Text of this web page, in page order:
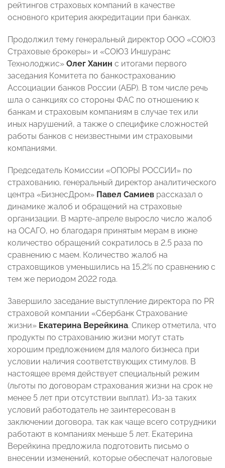
рейтингов страховых компаний в качестве
основного критерия аккредитации при банках.
Продолжил тему генеральный директор ООО «СОЮЗ
Страховые брокеры» и «СОЮЗ Иншуранс
Технолоджис» Олег Ханин с итогами первого
заседания Комитета по банкострахованию
Ассоциации банков России (АБР). В том числе речь
шла о санкциях со стороны ФАС по отношению к
банкам и страховым компаниям в случае тех или
иных нарушений, а также о специфике сложностей
работы банков с неизвестными им страховыми
компаниями.
Председатель Комиссии «ОПОРЫ РОССИИ» по
страхованию, генеральный директор аналитического
центра «БизнесДром» Павел Самиев рассказал о
динамике жалоб и обращений на страховые
организации. В марте-апреле выросло число жалоб
на ОСАГО, но благодаря принятым мерам в июне
количество обращений сократилось в 2,5 раза по
сравнению с маем. Количество жалоб на
страховщиков уменьшились на 15,2% по сравнению с
тем же периодом 2022 года.
Завершило заседание выступление директора по PR
страховой компании «Сбербанк Страхование
жизни» Екатерина Верейкина. Спикер отметила, что
продукты по страхованию жизни могут стать
хорошим предложением для малого бизнеса при
условии наличия соответствующих стимулов. В
настоящее время действует специальный режим
(льготы по договорам страхования жизни на срок не
менее 5 лет при отсутствии выплат). Из-за таких
условий работодатель не заинтересован в
заключении договора, так как чаще всего сотрудники
работают в компаниях меньше 5 лет. Екатерина
Верейкина предложила подготовить письмо о
внесении изменений, которые обеспечат налоговые